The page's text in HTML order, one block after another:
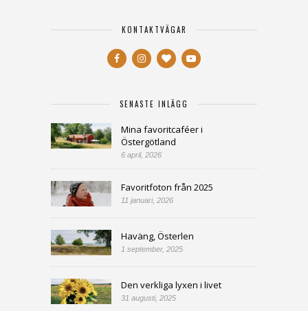
KONTAKTVÄGAR
SENASTE INLÄGG
Mina favoritcaféer i
Östergötland
6 april, 2026
Favoritfoton från 2025
11 januari, 2026
Haväng, Österlen
1 september, 2025
Den verkliga lyxen i livet
31 augusti, 2025